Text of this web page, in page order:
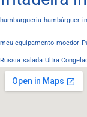
hamburgueria hambúrguer
meu equipamento moedor
Russia salada Ultra